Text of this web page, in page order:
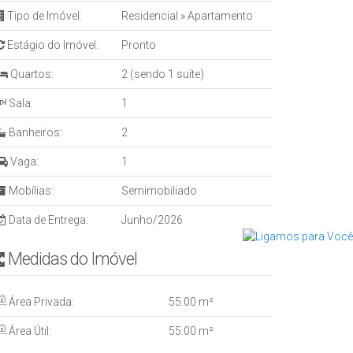
Tipo de Imóvel: Residencial »Apartamento
Estágio do Imóvel: Pronto
Quartos: 2 (sendo 1 suíte)
Sala: 1
Banheiros: 2
Vaga: 1
Mobílias: Semimobiliado
Data de Entrega: Junho/2026
Medidas do Imóvel
Área Privada: 55 .00 m²
Área Útil: 55 .00 m²